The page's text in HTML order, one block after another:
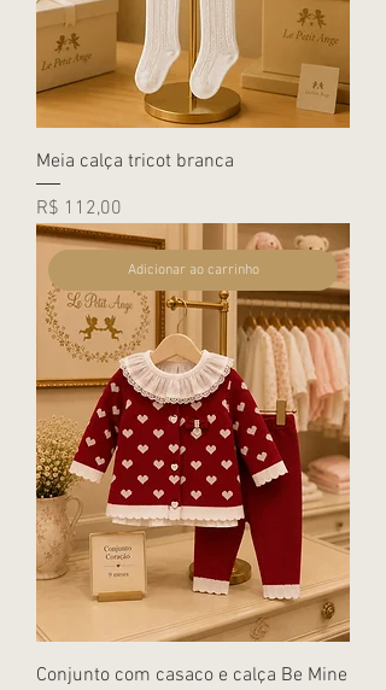
Meia calça tricot branca
Preço
R$ 112,00
Adicionar ao carrinho
Conjunto com casaco e calça Be Mine